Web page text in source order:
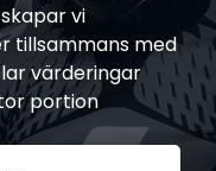
vi
tillsammans med
värderingar
portion